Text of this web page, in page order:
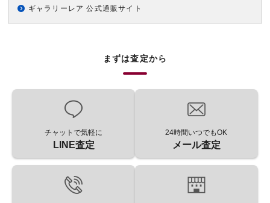
ギャラリーレア 公式通販サイト
まずは査定から
チャットで気軽に
LINE査定
24時間いつでもOK
メール査定